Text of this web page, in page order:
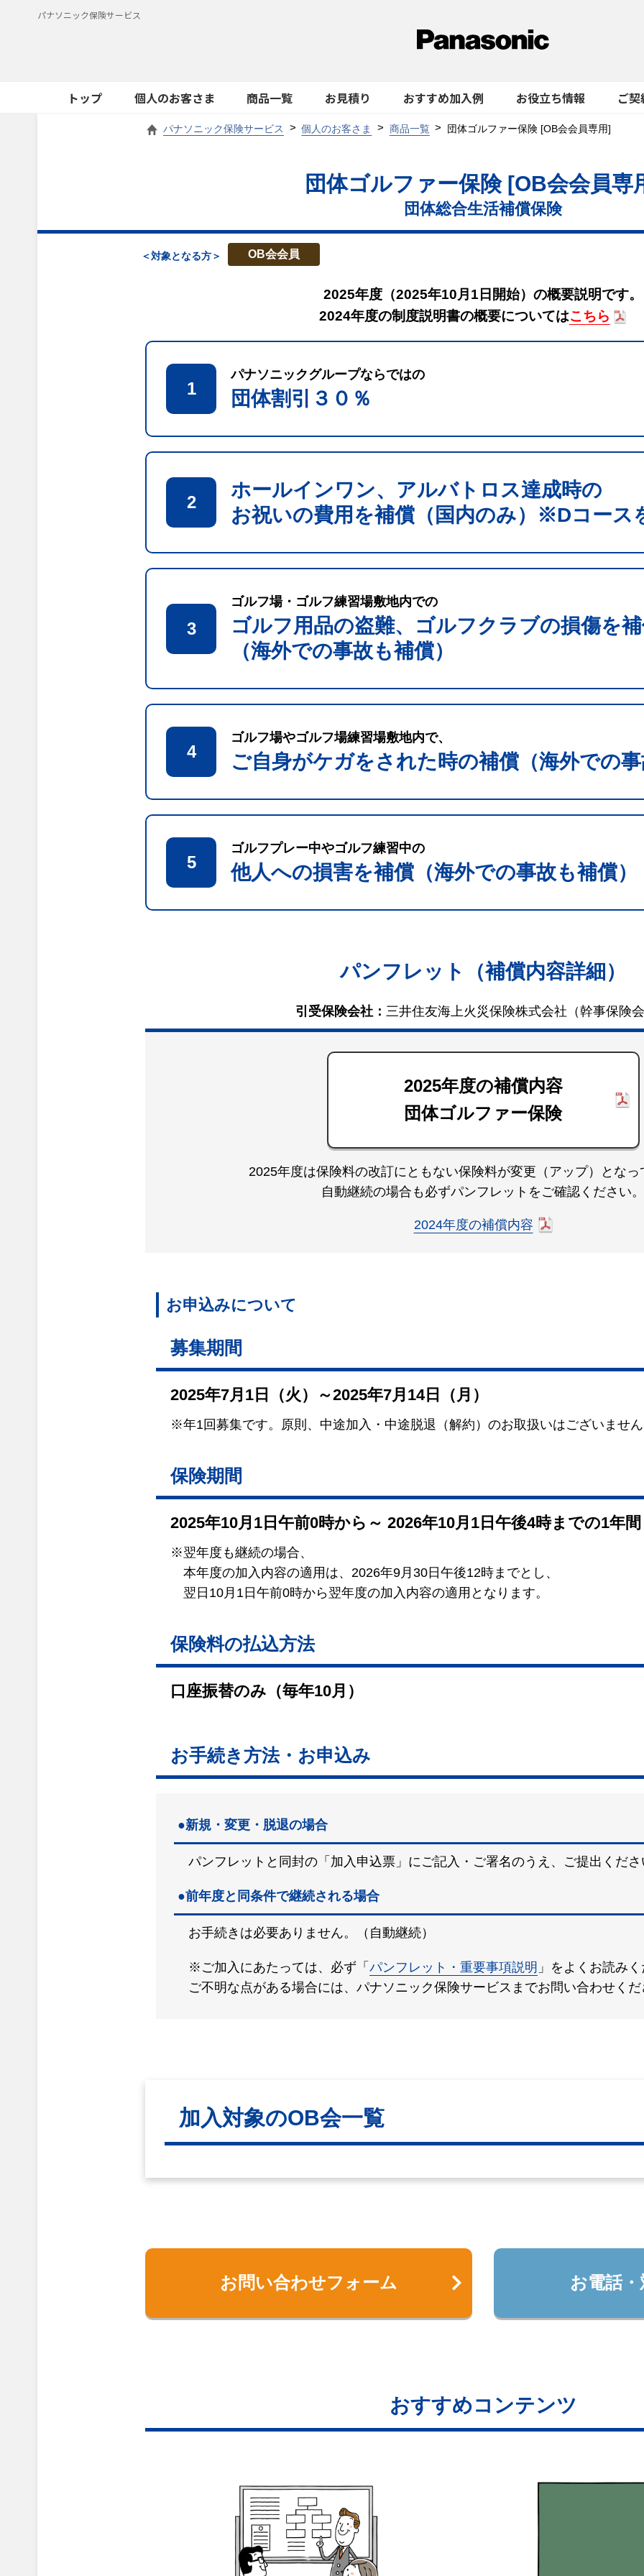
パナソニック保険サービス
トップ 個人のお客さま 商品一覧 お見積り おすすめ加入例 お役立ち情報 ご
パナソニック保険サービス 個人のお客さま 商品一覧 団体ゴルファー保険 [OB会会員専⽤]
団体ゴルファー保険 [OB会会員専
団体総合生活補償保険
＜対象となる方＞ OB会会員
2025年度（2025年10月1日開始）の概要説明です。
2024年度の制度説明書の概要についてはこちら
1
パナソニックグループならではの
団体割引３０％
2
ホールインワン、アルバトロス達成時の
お祝いの費用を補償（国内のみ）※Dコース
3
ゴルフ場・ゴルフ練習場敷地内での
ゴルフ用品の盗難、ゴルフクラブの損傷を
（海外での事故も補償）
4
ゴルフ場やゴルフ場練習場敷地内で、
ご自身がケガをされた時の補償（海外での
5
ゴルフプレー中やゴルフ練習中の
他人への損害を補償（海外での事故も補償）
パンフレット（補償内容詳細）
引受保険会社： 三井住友海上火災保険株式会社（幹事保険
2025年度の補償内容
団体ゴルファー保険
2025年度は保険料の改訂にともない保険料が変更（アップ）となっ
自動継続の場合も必ずパンフレットをご確認ください。
2024年度の補償内容
お申込みについて
募集期間
2025年7月1日（火）～2025年7月14日（月）
※年1回募集です。原則、中途加入・中途脱退（解約）のお取扱いはございませ
保険期間
2025年10月1日午前0時から～ 2026年10月1日午後4時までの1年間
※翌年度も継続の場合、
本年度の加入内容の適用は、2026年9月30日午後12時までとし、
翌日10月1日午前0時から翌年度の加入内容の適用となります。
保険料の払込方法
口座振替のみ（毎年10月）
お手続き方法・お申込み
●新規・変更・脱退の場合
パンフレットと同封の「加入申込票」にご記入・ご署名のうえ、ご提出くださ
●前年度と同条件で継続される場合
お手続きは必要ありません。（自動継続）
※ご加入にあたっては、必ず「 パンフレット・重要事項説明 」をよくお読み
ご不明な点がある場合には、パナソニック保険サービスまでお問い合わせく
加入対象のOB会一覧
お問い合わせフォーム お電話
おすすめコンテンツ